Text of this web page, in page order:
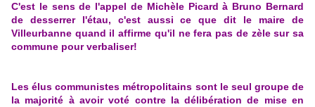
C'est le sens de l'appel de Michèle Picard à Bruno Bernard
de desserrer l'étau, c'est aussi ce que dit le maire de
Villeurbanne quand il affirme qu'il ne fera pas de zèle sur sa
commune pour verbaliser!
Les élus communistes métropolitains sont le seul groupe de
la majorité à avoir voté contre la délibération de mise en